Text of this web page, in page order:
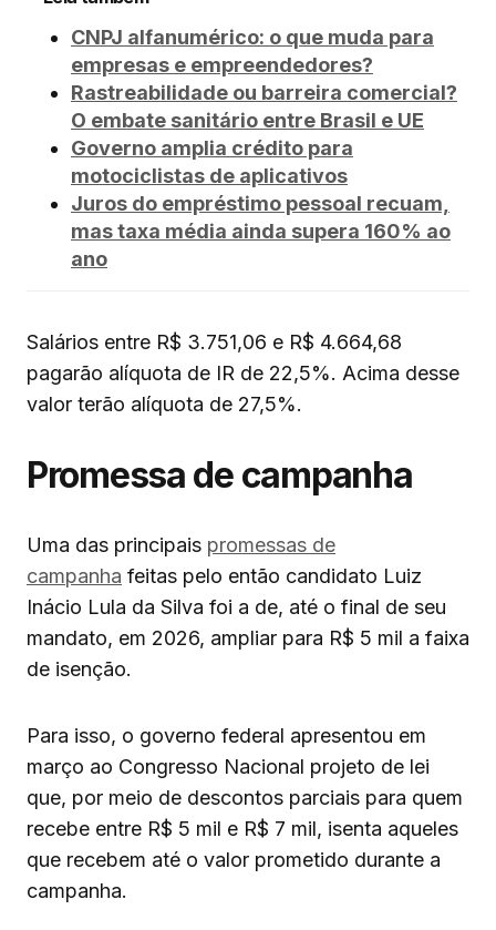
CNPJ alfanumérico: o que muda para
empresas e empreendedores?
Rastreabilidade ou barreira comercial?
O embate sanitário entre Brasil e UE
Governo amplia crédito para
motociclistas de aplicativos
Juros do empréstimo pessoal recuam,
mas taxa média ainda supera 160% ao
ano
Salários entre R$ 3.751,06 e R$ 4.664,68
pagarão alíquota de IR de 22,5%. Acima desse
valor terão alíquota de 27,5%.
Promessa de campanha
Uma das principais promessas de
campanha feitas pelo então candidato Luiz
Inácio Lula da Silva foi a de, até o final de seu
mandato, em 2026, ampliar para R$ 5 mil a faixa
de isenção.
Para isso, o governo federal apresentou em
março ao Congresso Nacional projeto de lei
que, por meio de descontos parciais para quem
recebe entre R$ 5 mil e R$ 7 mil, isenta aqueles
que recebem até o valor prometido durante a
campanha.